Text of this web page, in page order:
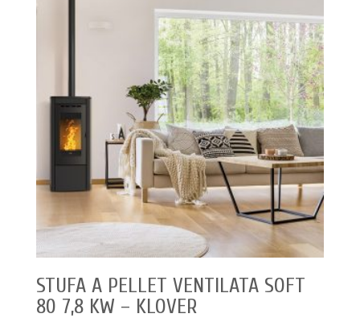
STUFA A PELLET VENTILATA SOFT
80 7,8 KW – KLOVER